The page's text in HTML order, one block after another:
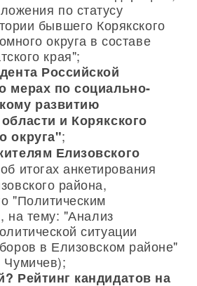
по статусу
бывшего Корякского
округа в составе
края";
Российской
мерах по социально-
развитию
и Корякского
округа";
Елизовского
итогах анкетирования
района,
"Политическим
на тему: "Анализ
ситуации
в Елизовском районе"
Рейтинг кандидатов на